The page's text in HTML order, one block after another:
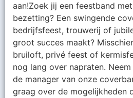
aan!Zoek jij een feestband
bezetting? Een swingende
bedrijfsfeest, trouwerij of
groot succes maakt?
bruiloft, privé feest of
nog lang over napraten.
de manager van onze
graag over de mogelijkheden